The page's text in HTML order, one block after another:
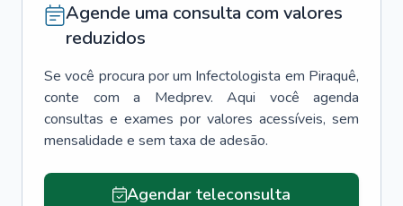
Agende uma consulta com valores
reduzidos
Se você procura por um Infectologista em Piraquê,
conte com a Medprev. Aqui você agenda
consultas e exames por valores acessíveis, sem
mensalidade e sem taxa de adesão.
Agendar teleconsulta